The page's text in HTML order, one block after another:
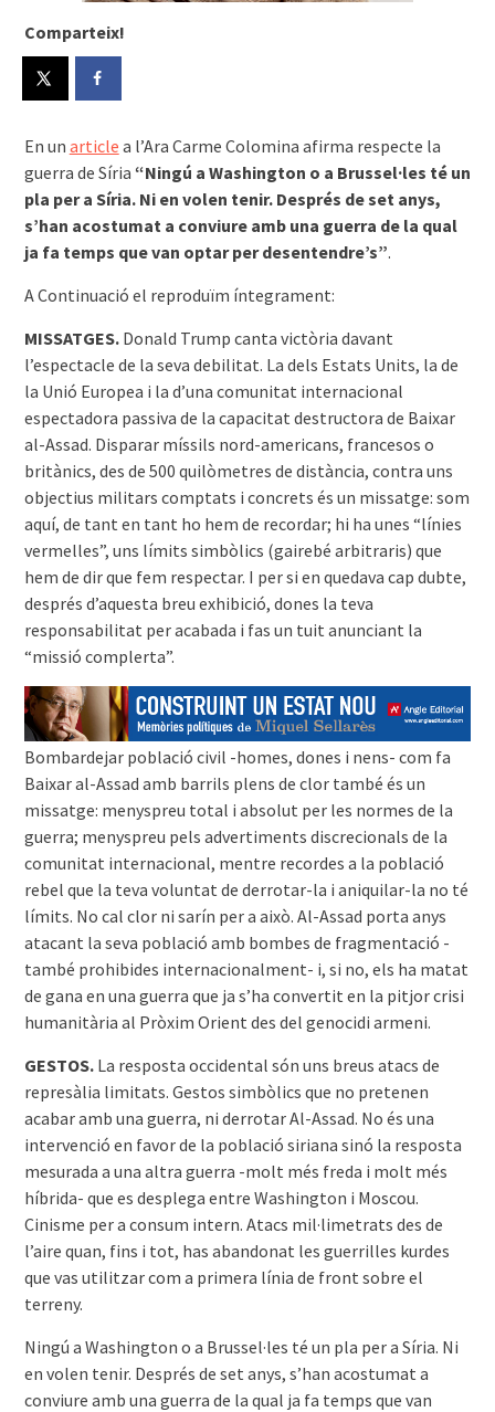
Comparteix!
En un article a l’Ara Carme Colomina afirma respecte la
guerra de Síria “Ningú a Washington o a Brussel·les té un
pla per a Síria. Ni en volen tenir. Després de set anys,
s’han acostumat a conviure amb una guerra de la qual
ja fa temps que van optar per desentendre’s”.
A Continuació el reproduïm íntegrament:
MISSATGES. Donald Trump canta victòria davant
l’espectacle de la seva debilitat. La dels Estats Units, la de
la Unió Europea i la d’una comunitat internacional
espectadora passiva de la capacitat destructora de Baixar
al-Assad. Disparar míssils nord-americans, francesos o
britànics, des de 500 quilòmetres de distància, contra uns
objectius militars comptats i concrets és un missatge: som
aquí, de tant en tant ho hem de recordar; hi ha unes “línies
vermelles”, uns límits simbòlics (gairebé arbitraris) que
hem de dir que fem respectar. I per si en quedava cap dubte,
després d’aquesta breu exhibició, dones la teva
responsabilitat per acabada i fas un tuit anunciant la
“missió complerta”.
Bombardejar població civil -homes, dones i nens- com fa
Baixar al-Assad amb barrils plens de clor també és un
missatge: menyspreu total i absolut per les normes de la
guerra; menyspreu pels advertiments discrecionals de la
comunitat internacional, mentre recordes a la població
rebel que la teva voluntat de derrotar-la i aniquilar-la no té
límits. No cal clor ni sarín per a això. Al-Assad porta anys
atacant la seva població amb bombes de fragmentació -
també prohibides internacionalment- i, si no, els ha matat
de gana en una guerra que ja s’ha convertit en la pitjor crisi
humanitària al Pròxim Orient des del genocidi armeni.
GESTOS.La resposta occidental són uns breus atacs de
represàlia limitats. Gestos simbòlics que no pretenen
acabar amb una guerra, ni derrotar Al-Assad. No és una
intervenció en favor de la població siriana sinó la resposta
mesurada a una altra guerra -molt més freda i molt més
híbrida- que es desplega entre Washington i Moscou.
Cinisme per a consum intern. Atacs mil·limetrats des de
l’aire quan, fins i tot, has abandonat les guerrilles kurdes
que vas utilitzar com a primera línia de front sobre el
terreny.
Ningú a Washington o a Brussel·les té un pla per a Síria. Ni
en volen tenir. Després de set anys, s’han acostumat a
conviure amb una guerra de la qual ja fa temps que van